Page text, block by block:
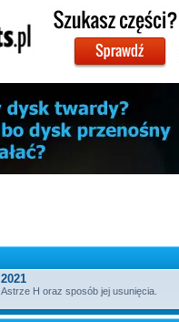
H oraz sposób jej usunięcia.